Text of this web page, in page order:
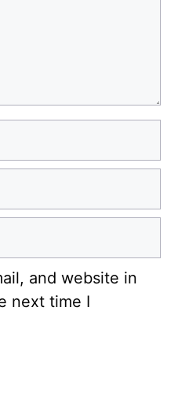
and website in
next time I